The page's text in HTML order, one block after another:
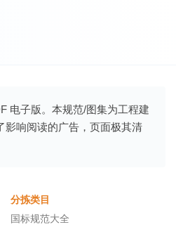
电子版。本规范/图集为工程建
影响阅读的广告，页面极其清
分拣类目
国标规范大全